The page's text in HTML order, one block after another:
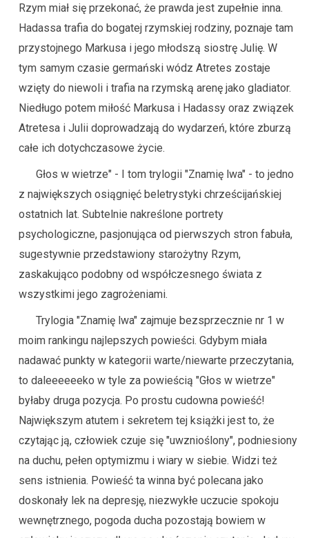
Rzym miał się przekonać, że prawda jest zupełnie inna.
Hadassa trafia do bogatej rzymskiej rodziny, poznaje tam
przystojnego Markusa i jego młodszą siostrę Julię. W
tym samym czasie germański wódz Atretes zostaje
wzięty do niewoli i trafia na rzymską arenę jako gladiator.
Niedługo potem miłość Markusa i Hadassy oraz związek
Atretesa i Julii doprowadzają do wydarzeń, które zburzą
całe ich dotychczasowe życie.
Głos w wietrze" - I tom trylogii "Znamię lwa" - to jedno
z największych osiągnięć beletrystyki chrześcijańskiej
ostatnich lat. Subtelnie nakreślone portrety
psychologiczne, pasjonująca od pierwszych stron fabuła,
sugestywnie przedstawiony starożytny Rzym,
zaskakująco podobny od współczesnego świata z
wszystkimi jego zagrożeniami.
Trylogia "Znamię lwa" zajmuje bezsprzecznie nr 1 w
moim rankingu najlepszych powieści. Gdybym miała
nadawać punkty w kategorii warte/niewarte przeczytania,
to daleeeeeeko w tyle za powieścią "Głos w wietrze"
byłaby druga pozycja. Po prostu cudowna powieść!
Największym atutem i sekretem tej książki jest to, że
czytając ją, człowiek czuje się "uwznioślony", podniesiony
na duchu, pełen optymizmu i wiary w siebie. Widzi też
sens istnienia. Powieść ta winna być polecana jako
doskonały lek na depresję, niezwykłe uczucie spokoju
wewnętrznego, pogoda ducha pozostają bowiem w